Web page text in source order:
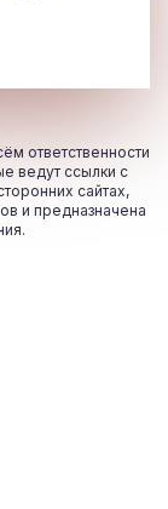
ответственности
ведут ссылки с
сайтах,
и предназначена